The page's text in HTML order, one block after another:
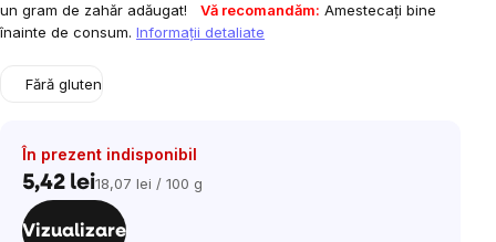
un gram de zahăr adăugat!
Vă recomandăm: Amestecați bine
înainte de consum. Informaţii detaliate
Fără gluten
În prezent indisponibil
5,42 leiEvaluare
preţ:
18,07 lei / 100 g
Vizualizare